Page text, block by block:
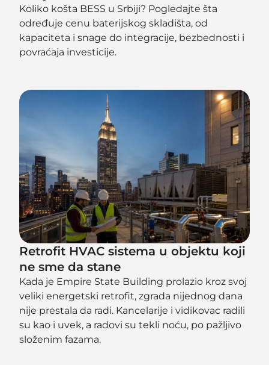
Koliko košta BESS u Srbiji? Pogledajte šta
određuje cenu baterijskog skladišta, od
kapaciteta i snage do integracije, bezbednosti i
povraćaja investicije.
Retrofit HVAC sistema u objektu koji
ne sme da stane
Kada je Empire State Building prolazio kroz svoj
veliki energetski retrofit, zgrada nijednog dana
nije prestala da radi. Kancelarije i vidikovac radili
su kao i uvek, a radovi su tekli noću, po pažljivo
složenim fazama.